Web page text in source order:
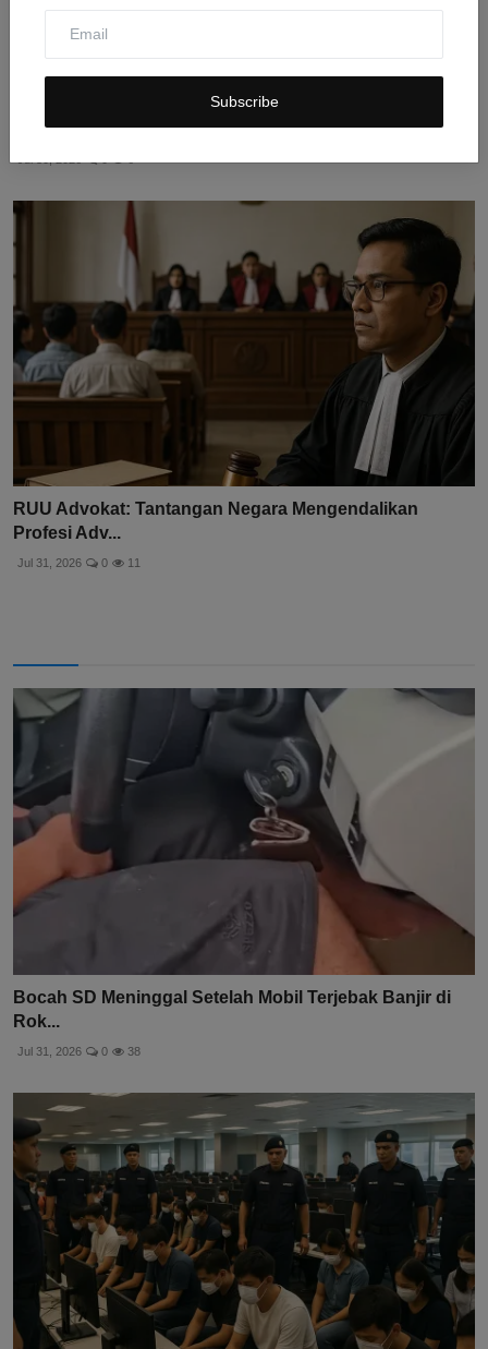
Subscribe
Polsek Plered Perkuat Edukasi Pelajar untuk Cegah
Kenak...
RUU Advokat: Tantangan Negara Mengendalikan
Profesi Adv...
Jul 31, 2026 0 11
Bocah SD Meninggal Setelah Mobil Terjebak Banjir di
Rok...
Jul 31, 2026 0 38